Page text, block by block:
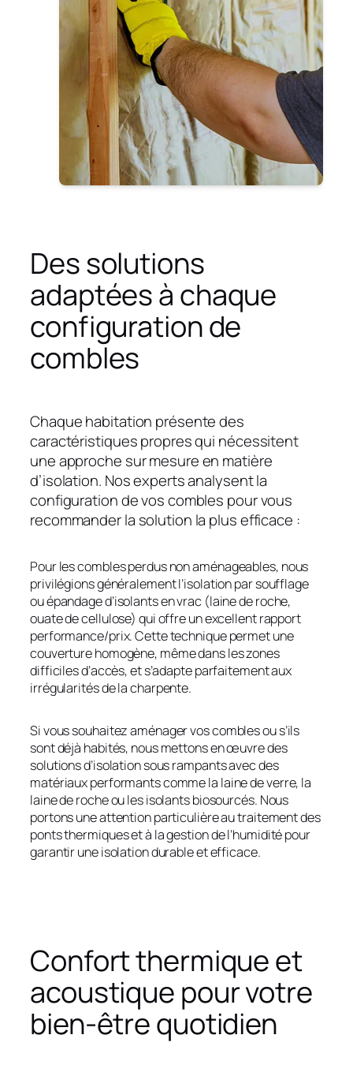
Des solutions
adaptées à chaque
configuration de
combles
Chaque habitation présente des
caractéristiques propres qui nécessitent
une approche sur mesure en matière
d’isolation. Nos experts analysent la
configuration de vos combles pour vous
recommander la solution la plus efficace :
Pour les combles perdus non aménageables, nous
privilégions généralement l’isolation par soufflage
ou épandage d’isolants en vrac (laine de roche,
ouate de cellulose) qui offre un excellent rapport
performance/prix. Cette technique permet une
couverture homogène, même dans les zones
difficiles d’accès, et s’adapte parfaitement aux
irrégularités de la charpente.
Si vous souhaitez aménager vos combles ou s’ils
sont déjà habités, nous mettons en œuvre des
solutions d’isolation sous rampants avec des
matériaux performants comme la laine de verre, la
laine de roche ou les isolants biosourcés. Nous
portons une attention particulière au traitement des
ponts thermiques et à la gestion de l’humidité pour
garantir une isolation durable et efficace.
Confort thermique et
acoustique pour votre
bien-être quotidien